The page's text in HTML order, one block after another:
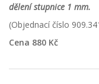
dělení stupnice 1 mm.
(Objednací číslo
Cena 880 Kč